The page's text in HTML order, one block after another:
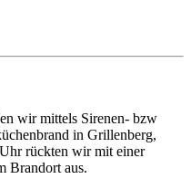
wir mittels Sirenen- bzw
in Grillenberg,
rückten wir mit einer
Brandort aus.